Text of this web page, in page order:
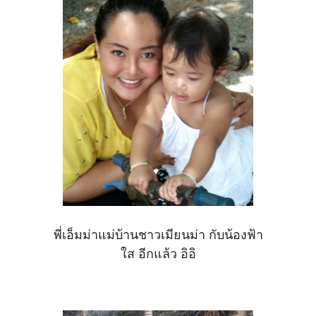
พี่เอ็มม่าแม่บ้านชาวเมียนม่า กับน้องฟ้า
ใส อีกแล้ว อิอิ